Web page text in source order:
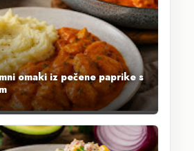
omaki iz pečene paprike s